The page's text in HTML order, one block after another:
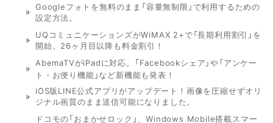
Googleフォトを無料のまま「容量無制限」で利用するための
設定方法。
UQコミュニケーションズがWiMAX 2+で「長期利用割引」を
開始。26ヶ月目以降も料金割引！
AbemaTVがiPadに対応。「Facebookシェア」や「アンケー
ト・お便り機能」など新機能も発表！
iOS版LINE公式アプリがアップデート！画像を圧縮せずオリ
ジナル画質のまま送信可能になりました。
ドコモの「おまかせロック」、Windows Mobile搭載スマー